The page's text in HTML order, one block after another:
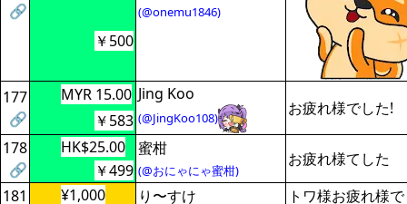
🔗
(@onemu1846)
￥500
177
🔗
MYR 15.00 Jing Koo
(@JingKoo108)
お疲れ様でした!
￥583
178
🔗
HK$25.00 蜜柑
(@おにゃにゃ蜜柑)
お疲れ様てした
￥499
181
¥1,000 り〜すけ
トワ様お疲れ様